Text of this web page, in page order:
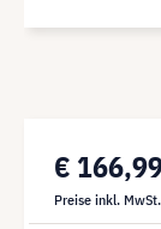
€
Preise inkl. MwSt.